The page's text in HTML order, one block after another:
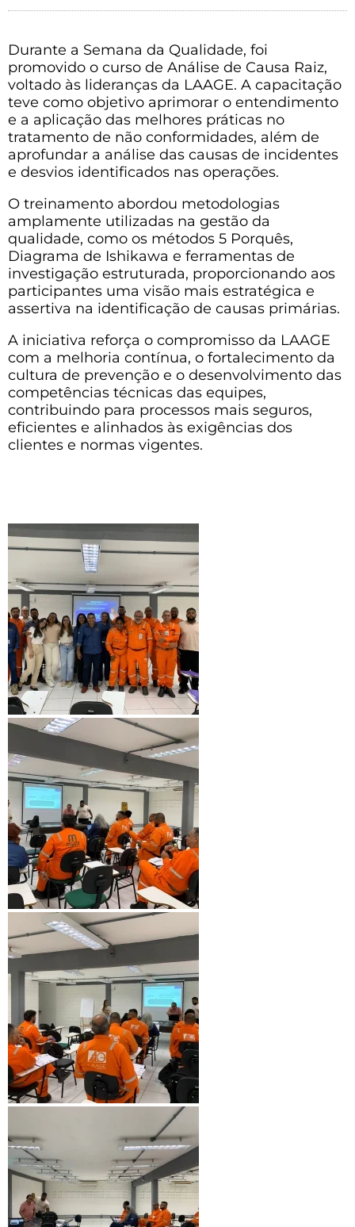
Durante a Semana da Qualidade, foi
promovido o curso de Análise de Causa Raiz,
voltado às lideranças da LAAGE. A capacitação
teve como objetivo aprimorar o entendimento
e a aplicação das melhores práticas no
tratamento de não conformidades, além de
aprofundar a análise das causas de incidentes
e desvios identificados nas operações.
O treinamento abordou metodologias
amplamente utilizadas na gestão da
qualidade, como os métodos 5 Porquês,
Diagrama de Ishikawa e ferramentas de
investigação estruturada, proporcionando aos
participantes uma visão mais estratégica e
assertiva na identificação de causas primárias.
A iniciativa reforça o compromisso da LAAGE
com a melhoria contínua, o fortalecimento da
cultura de prevenção e o desenvolvimento das
competências técnicas das equipes,
contribuindo para processos mais seguros,
eficientes e alinhados às exigências dos
clientes e normas vigentes.